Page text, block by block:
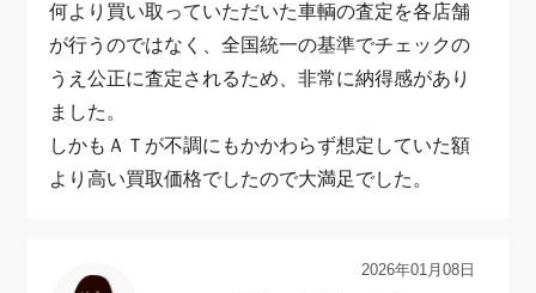
何より買い取っていただいた車輌の査定を各店舗
が行うのではなく、全国統一の基準でチェックの
うえ公正に査定されるため、非常に納得感があり
ました。
しかもＡＴが不調にもかかわらず想定していた額
より高い買取価格でしたので大満足でした。
50代 女性（福島県）｜ジューク(日産)の買取・査定口コミ
2026年01月08日